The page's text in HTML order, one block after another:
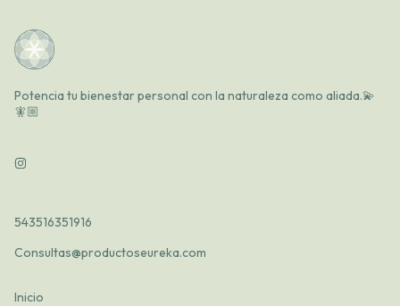
Potencia tu bienestar personal con la naturaleza como aliada.💫
🧚🏼
543516351916
Consultas@productoseureka.com
Inicio